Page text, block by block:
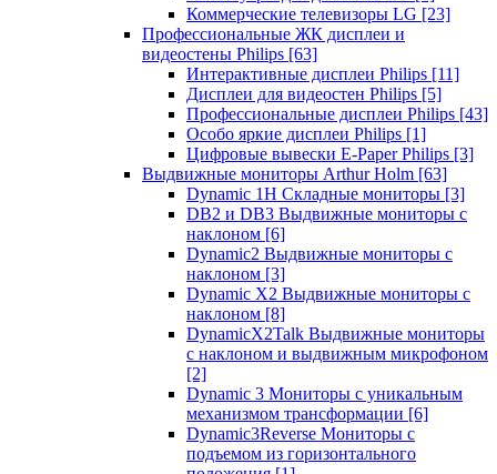
Коммерческие телевизоры LG [23]
Профессиональные ЖК дисплеи и
видеостены Philips [63]
Интерактивные дисплеи Philips [11]
Дисплеи для видеостен Philips [5]
Профессиональные дисплеи Philips [43]
Особо яркие дисплеи Philips [1]
Цифровые вывески E-Paper Philips [3]
Выдвижные мониторы Arthur Holm [63]
Dynamic 1Н Складные мониторы [3]
DB2 и DB3 Выдвижные мониторы с
наклоном [6]
Dynamic2 Выдвижные мониторы с
наклоном [3]
Dynamic X2 Выдвижные мониторы с
наклоном [8]
DynamicX2Talk Выдвижные мониторы
с наклоном и выдвижным микрофоном
[2]
Dynamic 3 Мониторы с уникальным
механизмом трансформации [6]
Dynamic3Reverse Мониторы с
подъемом из горизонтального